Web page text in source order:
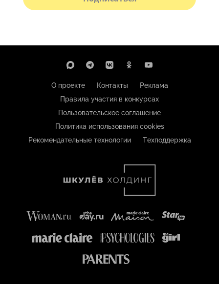
О проекте Контакты
Реклама
Правила участия в конкурсах
Пользовательское соглашение
Политика использования cookies
Рекомендательные технологии
Техподдержка